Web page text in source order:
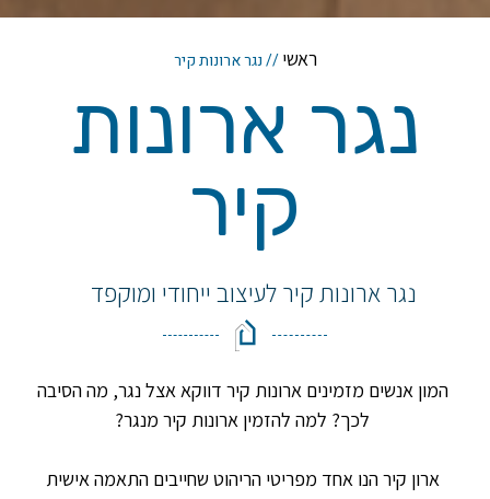
ראשי//נגר ארונות קיר
נגר ארונות
קיר
נגר ארונות קיר לעיצוב ייחודי ומוקפד
המון אנשים מזמינים ארונות קיר דווקא אצל נגר, מה הסיבה
לכך? למה להזמין ארונות קיר מנגר?
ארון קיר הנו אחד מפריטי הריהוט שחייבים התאמה אישית